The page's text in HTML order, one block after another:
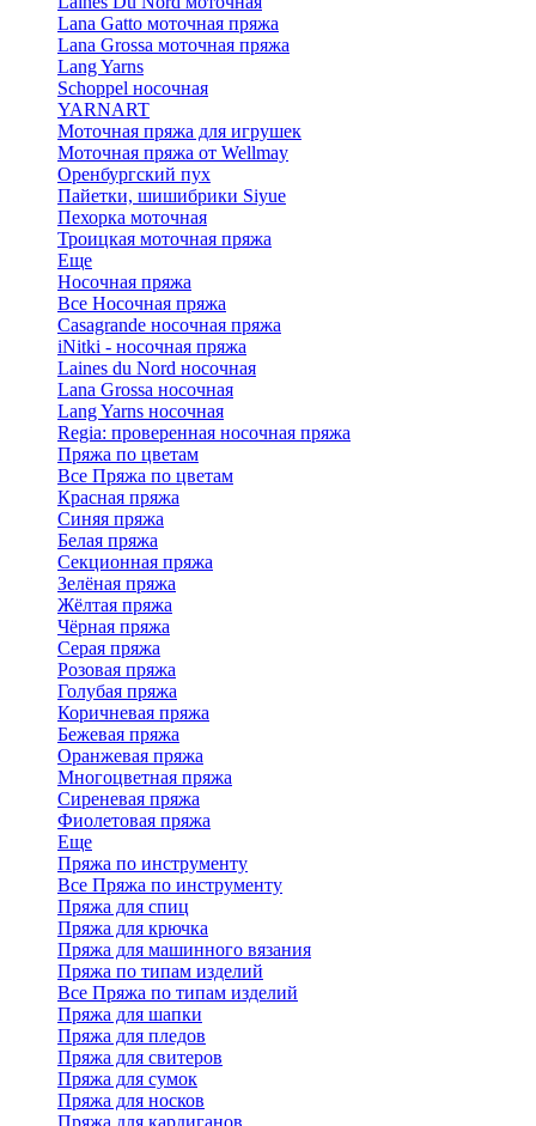
Lana Gatto моточная пряжа
Lana Grossa моточная пряжа
Lang Yarns
Schoppel носочная
YARNART
Моточная пряжа для игрушек
Моточная пряжа от Wellmay
Оренбургский пух
Пайетки, шишибрики Siyue
Пехорка моточная
Троицкая моточная пряжа
Еще
Носочная пряжа
Все Носочная пряжа
Casagrande носочная пряжа
iNitki - носочная пряжа
Laines du Nord носочная
Lana Grossa носочная
Lang Yarns носочная
Regia: проверенная носочная пряжа
Пряжа по цветам
Все Пряжа по цветам
Красная пряжа
Синяя пряжа
Белая пряжа
Секционная пряжа
Зелёная пряжа
Жёлтая пряжа
Чёрная пряжа
Серая пряжа
Розовая пряжа
Голубая пряжа
Коричневая пряжа
Бежевая пряжа
Оранжевая пряжа
Многоцветная пряжа
Сиреневая пряжа
Фиолетовая пряжа
Еще
Пряжа по инструменту
Все Пряжа по инструменту
Пряжа для спиц
Пряжа для крючка
Пряжа для машинного вязания
Пряжа по типам изделий
Все Пряжа по типам изделий
Пряжа для шапки
Пряжа для пледов
Пряжа для свитеров
Пряжа для сумок
Пряжа для носков
Пряжа для кардиганов